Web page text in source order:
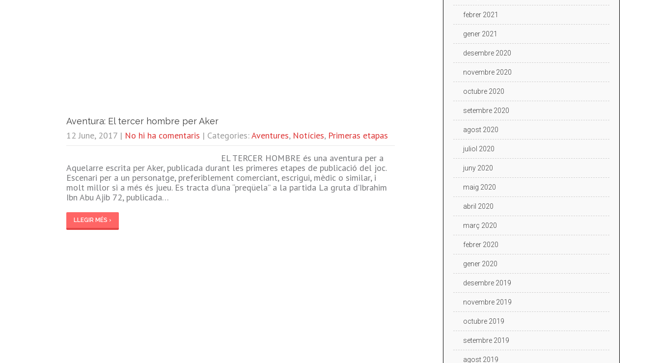
Aventura: El tercer hombre per Aker
12 June, 2017 | No hi ha comentaris | Categories:Aventures, Notícies, Primeras etapas
EL TERCER HOMBRE és una aventura per a
Aquelarre escrita per Aker, publicada durant les primeres etapes de publicació del joc.
Escenari per a un personatge, preferiblement comerciant, escrigui, mèdic o similar, i
molt millor si a més és jueu. Es tracta d’una “preqüela” a la partida La gruta d’Ibrahim
Ibn Abu Ajib 72, publicada…
LLEGIR MÉS ›
febrer 2021
gener 2021
desembre 2020
novembre 2020
octubre 2020
setembre 2020
agost 2020
juliol 2020
juny 2020
maig 2020
abril 2020
març 2020
febrer 2020
gener 2020
desembre 2019
novembre 2019
octubre 2019
setembre 2019
agost 2019